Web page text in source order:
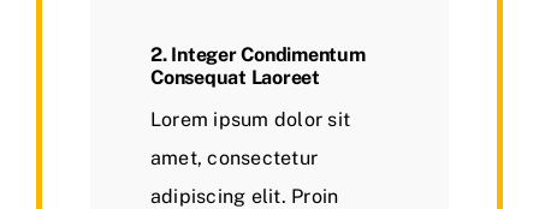
2. Integer Condimentum
Consequat Laoreet
Lorem ipsum dolor sit
amet, consectetur
adipiscing elit. Proin